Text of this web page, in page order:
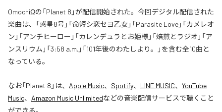
OmochiΩの「Planet 8」が配信開始された。今回デジタル配信された
楽曲は、「惑星8号」「命短シ恋セヨ乙女」「Parasite Love」「カメレオ
ン」「アンチヒーロー」「カレンデュラとお姫様」「焙煎とラジオ」「ア
ンスリウム」「3:58 a.m.」「101年後のわたしより。」を含む全10曲と
なっている。
なお「Planet 8 」は、 Apple Music、 Spotify、 LINE MUSIC、 YouTube
Music、 Amazon Music Unlimitedなどの音楽配信サービスで聴くこと